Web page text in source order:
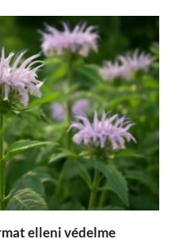
elleni védelme